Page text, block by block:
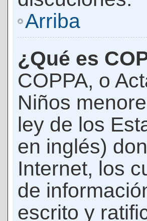
Arriba
¿Qué es
COPPA, o
Niños
ley de los
en inglés)
Internet, los
de
escrito y